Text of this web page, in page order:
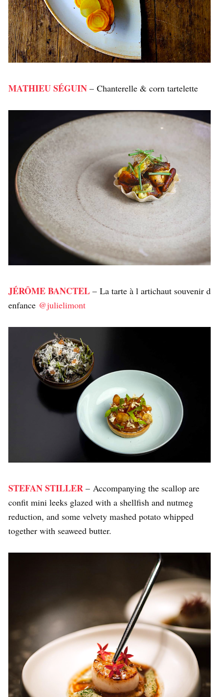
MATHIEU SÉGUIN – Chanterelle & corn tartelette
JÉRÔME BANCTEL – La tarte à l artichaut souvenir d
enfance @julielimont
STEFAN STILLER – Accompanying the scallop are
confit mini leeks glazed with a shellfish and nutmeg
reduction, and some velvety mashed potato whipped
together with seaweed butter.